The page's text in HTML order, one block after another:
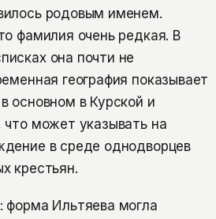
родовым именем.
фамилия очень редкая. В
она почти не
география показывает
основном в Курской и
что может указывать на
в среде однодворцев
крестьян.
форма Ильтяева могла